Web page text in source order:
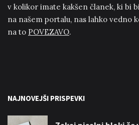
v kolikor imate kakšen članek, ki bi
na našem portalu, nas lahko vedno
na to POVEZAVO.
NAJNOVEJŠI PRISPEVKI